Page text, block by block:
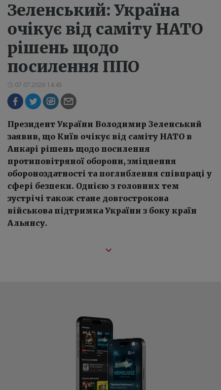
Зеленський: Україна
очікує від саміту НАТО
рішень щодо
посилення ППО
07.07.2026 14:45
Президент України Володимир Зеленський
заявив, що Київ очікує від саміту НАТО в
Анкарі рішень щодо посилення
протиповітряної оборони, зміцнення
обороноздатності та поглиблення співпраці у
сфері безпеки. Однією з головних тем
зустрічі також стане довгострокова
військова підтримка України з боку країн
Альянсу.